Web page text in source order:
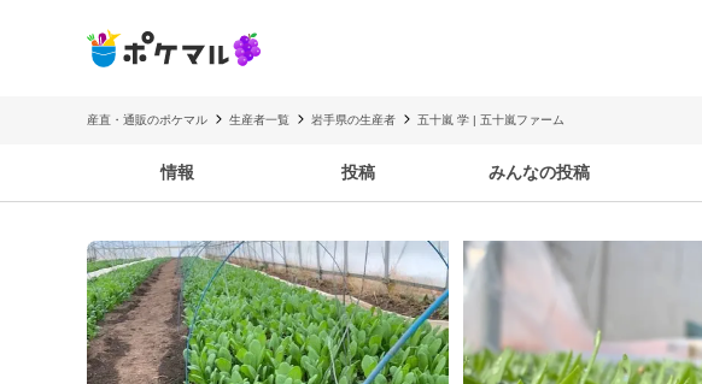
産直・通販のポケマル 生産者一覧 岩手県の生産者 五十嵐 学 | 五十嵐ファーム
情報 投稿 みんなの投稿